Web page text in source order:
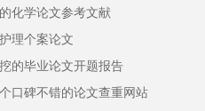
化学论文参考文献
理个案论文
的毕业论文开题报告
口碑不错的论文查重网站